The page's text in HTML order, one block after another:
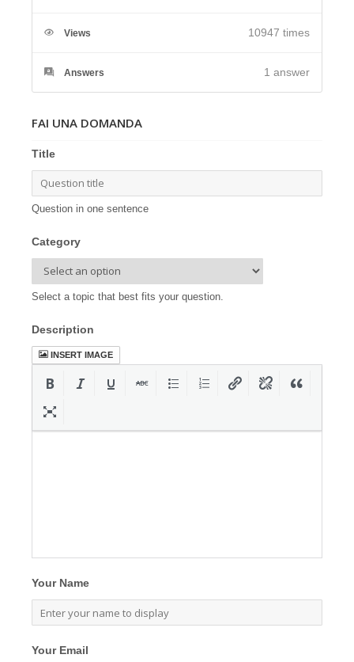
Views 10947 times
Answers 1 answer
FAI UNA DOMANDA
Title
Question in one sentence
Category
Select a topic that best fits your question.
Description
INSERT IMAGE
Your Name
Your Email